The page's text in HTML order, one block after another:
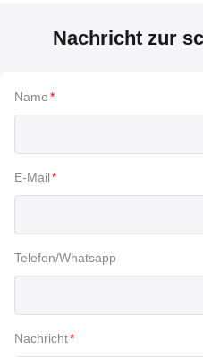
Nachricht zur
Name*
E-Mail*
Telefon/Whatsapp
Nachricht*